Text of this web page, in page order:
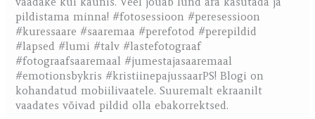
pildistama minna! #fotosessioon #peresessioon
#kuressaare #saaremaa #perefotod #perepildid
#lapsed #lumi #talv #lastefotograaf
#fotograafsaaremaal #jumestajasaaremaal
#emotionsbykris #kristiinepajussaarPS! Blogi on
kohandatud mobiilivaatele. Suuremalt ekraanilt
vaadates võivad pildid olla ebakorrektsed.